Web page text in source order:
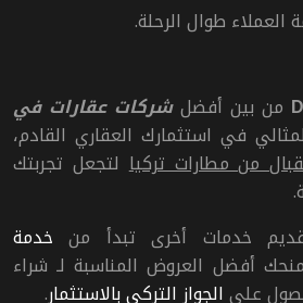
العملاء طوال الرحلة.
من بين أفضلشركات عقارات في
في استثمارك العقاري القادم،
من مطارات تركيالتجعل تجربتك
خدمات أخرى تبدأ من خدمة
أفضل العروض المناسبة لـشراء
علىالجواز التركي بالاستثمار.